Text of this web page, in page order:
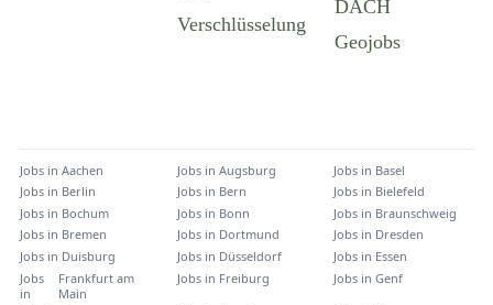
Jobs in Aachen Jobs in Augsburg Jobs in Basel
Jobs in Berlin Jobs in Bern Jobs in Bielefeld
Jobs in Bochum Jobs in Bonn Jobs in Braunschweig
Jobs in Bremen Jobs in Dortmund Jobs in Dresden
Jobs in Duisburg Jobs in Düsseldorf Jobs in Essen
Jobs
in
Frankfurt am
Main
Jobs in Freiburg Jobs inGenf